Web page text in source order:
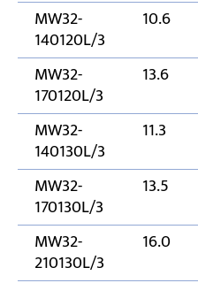
MW32-
140120L/3
10.6
MW32-
170120L/3
13.6
MW32-
140130L/3
11.3
MW32-
170130L/3
13.5
MW32-
210130L/3
16.0